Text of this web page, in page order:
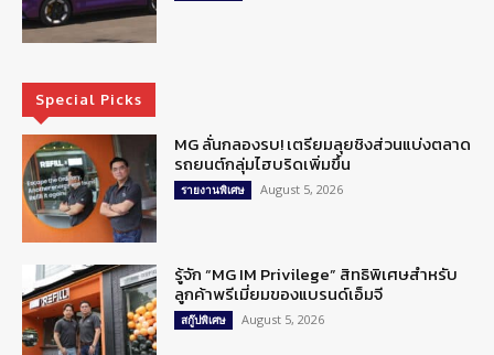
Special Picks
MG ลั่นกลองรบ! เตรียมลุยชิงส่วนแบ่งตลาด
รถยนต์กลุ่มไฮบริดเพิ่มขึ้น
รายงานพิเศษ August 5, 2026
รู้จัก “MG IM Privilege” สิทธิพิเศษสำหรับ
ลูกค้าพรีเมี่ยมของแบรนด์เอ็มจี
สกู๊ปพิเศษ August 5, 2026